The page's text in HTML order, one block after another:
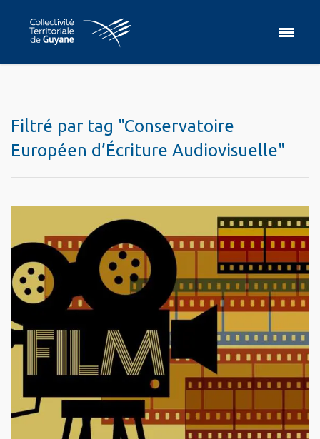
Filtré par tag "Conservatoire
Européen d’Écriture Audiovisuelle"